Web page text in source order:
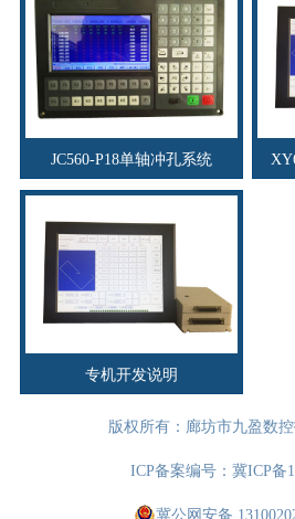
JC560-P18单轴冲孔系统
专机开发说明
版权所有：廊坊市九盈数
ICP备案编号： 冀ICP备
冀公网安备